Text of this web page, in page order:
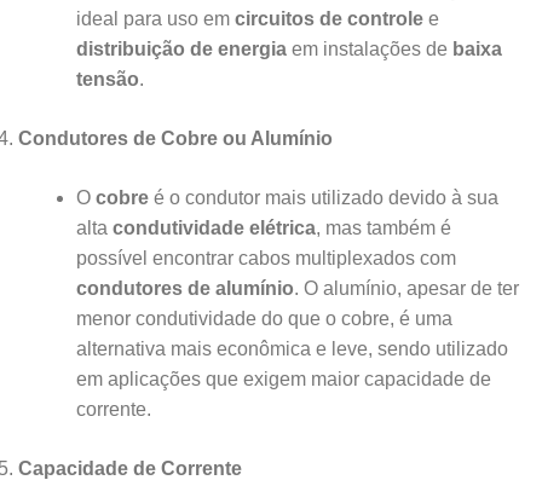
ideal para uso em circuitos de controle e
distribuição de energia em instalações de baixa
tensão.
Condutores de Cobre ou Alumínio
O cobre é o condutor mais utilizado devido à sua
alta condutividade elétrica, mas também é
possível encontrar cabos multiplexados com
condutores de alumínio. O alumínio, apesar de ter
menor condutividade do que o cobre, é uma
alternativa mais econômica e leve, sendo utilizado
em aplicações que exigem maior capacidade de
corrente.
Capacidade de Corrente